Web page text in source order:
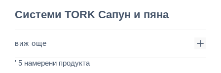
Системи TORK Сапун и пяна
виж още
' 5 намерени продукта